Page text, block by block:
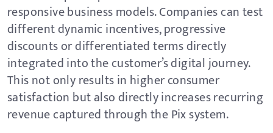
responsive business models. Companies can test
different dynamic incentives, progressive
discounts or differentiated terms directly
integrated into the customer’s digital journey.
This not only results in higher consumer
satisfaction but also directly increases recurring
revenue captured through the Pix system.